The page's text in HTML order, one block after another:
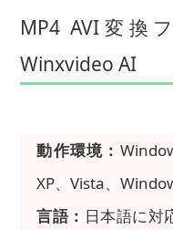
MP4 AVI変換
Winxvideo AI
動作環境：
XP、Vista、
言語： 日本語に対